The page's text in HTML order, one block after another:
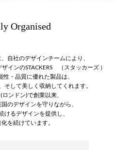
Organised
自社のデザインチームにより、
インのSTACKERS （スタッカーズ ）
性・品質に優れた製品は、
して美しく収納してくれます。
ンドン)で創業以来、
のデザインを守りながら、
けるデザインを提供し、
を続けています。